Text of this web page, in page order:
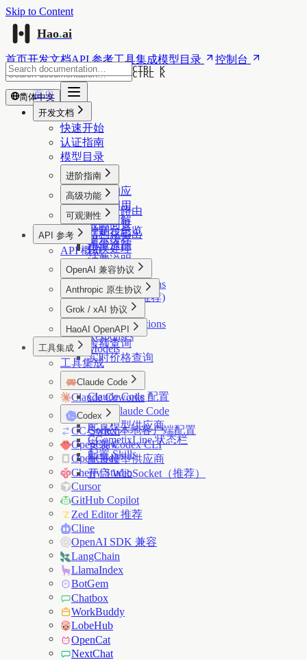
Skip to Content
Hao.ai
首页开发文档API 参考工具集成模型目录 控制台
CTRL K
简体中文
CTRL K
首页
开发文档
快速开始
认证指南
模型目录
进阶指南
流式响应
函数调用
视觉理解
结构化输出
错误处理
高级功能
供应商路由
故障回退
提示缓存
可观测性
控制台总览
用量追踪
计费说明
API 参考
API 概览
OpenAI 兼容协议
Chat Completions
Responses (推荐)
Models
Images
Anthropic 原生协议
Messages
Models
Grok / xAI 协议
Chat Completions
Responses
Models
HaoAI OpenAPI
余额查询
实时价格查询
工具集成
工具集成
Claude Code
Claude Code 配置
安装 Claude Code
配置模型供应商
CCometixLine 状态栏
配置 Skills
Claude Coworks
Codex
Codex 本地客户端配置
安装 Codex CLI
配置模型供应商
开启 WebSocket（推荐）
CC-Switch
OpenClaw
OpenCode
Cherry Studio
Cursor
GitHub Copilot
Zed Editor 推荐
Cline
OpenAI SDK 兼容
LangChain
LlamaIndex
BotGem
Chatbox
WorkBuddy
LobeHub
OpenCat
NextChat